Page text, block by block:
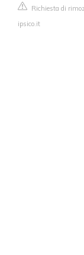
Richiesta di
ipsico.it